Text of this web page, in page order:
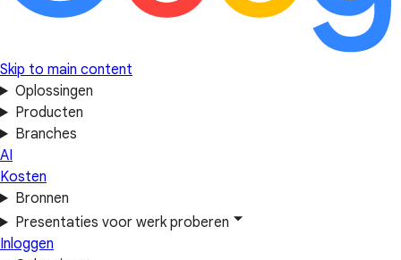
Skip to main content
Oplossingen
Producten
Branches
AI
Kosten
Bronnen
Presentaties voor werk proberen
Inloggen